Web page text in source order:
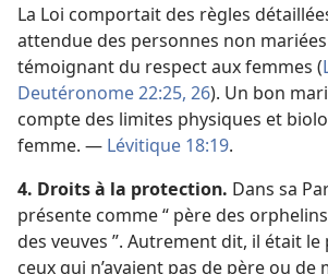
La Loi comportait des règles
attendue des personnes non
témoignant du respect aux femmes (
Deutéronome 22:25, 26). Un bon
compte des limites physiques et
femme. — Lévitique 18:19.
4. Droits à la protection. Dans sa
présente comme “ père des
des veuves ”. Autrement dit, il était
ceux qui n’avaient pas de père ou de